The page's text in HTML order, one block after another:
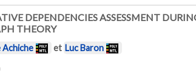
DEPENDENCIES ASSESSMENT
THEORY
Achiche et Luc Baron